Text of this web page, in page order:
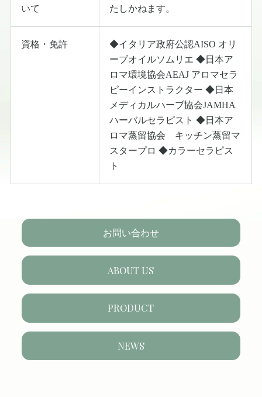
いて
たしかねます。
資格・免許
◆イタリア政府公認AISO オリ
ーブオイルソムリエ ◆日本ア
ロマ環境協会AEAJ アロマセラ
ピーインストラクター ◆日本
メディカルハーブ協会JAMHA
ハーバルセラピスト ◆日本ア
ロマ蒸留協会 キッチン蒸留マ
スタープロ ◆カラーセラピス
ト
お問い合わせ
ABOUT US
PRODUCT
NEWS